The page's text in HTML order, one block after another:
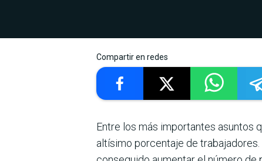
Compartir en redes
Entre los más importantes asun­tos
altísimo porcentaje de trabajado­res.